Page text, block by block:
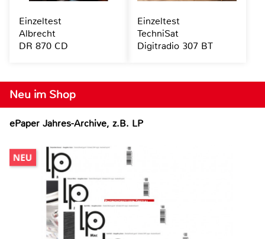
Neu im Shop
ePaper Jahres-Archive, z.B. LP
Einzeltest
Albrecht
DR 870 CD
Einzeltest
TechniSat
Digitradio 307 BT